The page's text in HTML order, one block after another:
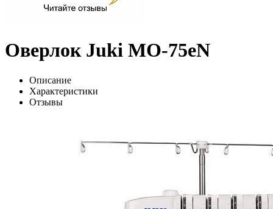
Оверлок Juki MO-75eN
Описание
Характеристики
Отзывы